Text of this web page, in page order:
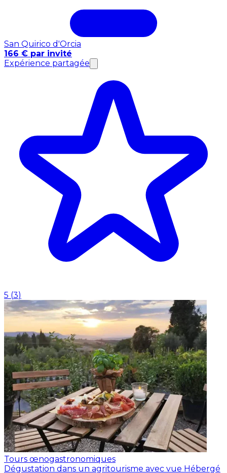
San Quirico d'Orcia
166 € par invité
Expérience partagée
5 (3)
Tours œnogastronomiques
Dégustation dans un agritourisme avec vue Hébergé